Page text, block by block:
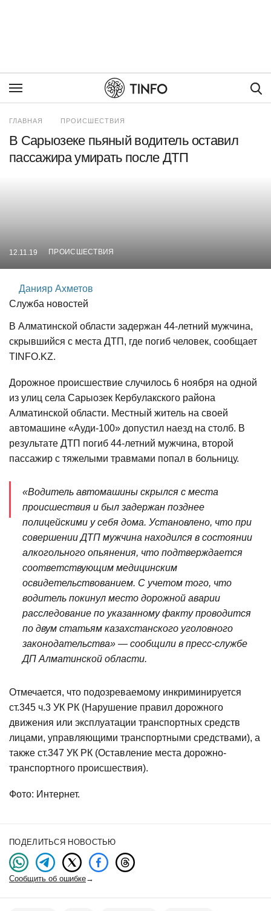
ГЛАВНАЯ ПРОИСШЕСТВИЯ
В Сарыозеке пьяный водитель оставил
пассажира умирать после ДТП
12.11.19 ПРОИСШЕСТВИЯ
Данияр Ахметов
Служба новостей
В Алматинской области задержан 44-летний мужчина,
скрывшийся с места ДТП, где погиб человек, сообщает
TINFO.KZ.
Дорожное происшествие случилось 6 ноября на одной
из улиц села Сарыозек Кербулакского района
Алматинской области. Местный житель на своей
автомашине «Ауди-100» допустил наезд на столб. В
результате ДТП погиб 44-летний мужчина, второй
пассажир с тяжелыми травмами попал в больницу.
«Водитель автомашины скрылся с места
происшествия и был задержан позднее
полицейскими у себя дома. Установлено, что при
совершении ДТП мужчина находился в состоянии
алкогольного опьянения, что подтверждается
соответствующим медицинским
освидетельствованием. С учетом того, что
водитель покинул место дорожной аварии
расследование по указанному факту проводится
по двум статьям казахстанского уголовного
законодательства» — сообщили в пресс-службе
ДП Алматинской области.
Отмечается, что подозреваемому инкриминируется
ст.345 ч.3 УК РК (Нарушение правил дорожного
движения или эксплуатации транспортных средств
лицами, управляющими транспортными средствами), а
также ст.347 УК РК (Оставление места дорожно-
транспортного происшествия).
Фото: Интернет.
ПОДЕЛИТЬСЯ НОВОСТЬЮ
Сообщить об ошибке→